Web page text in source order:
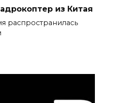
из Китая
распространилась